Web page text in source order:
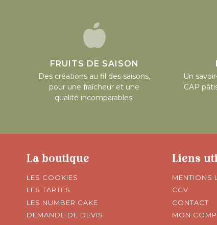
FRUITS DE SAISON
Des créations au fil des saisons,
pour une fraîcheur et une
qualité incomparables.
Un
CAP
La boutique
LES COOKIES
LES TARTES
LES NUMBER CAKE
DEMANDE DE DEVIS
Liens
MENTIONS
CGV
CONTACT
MON